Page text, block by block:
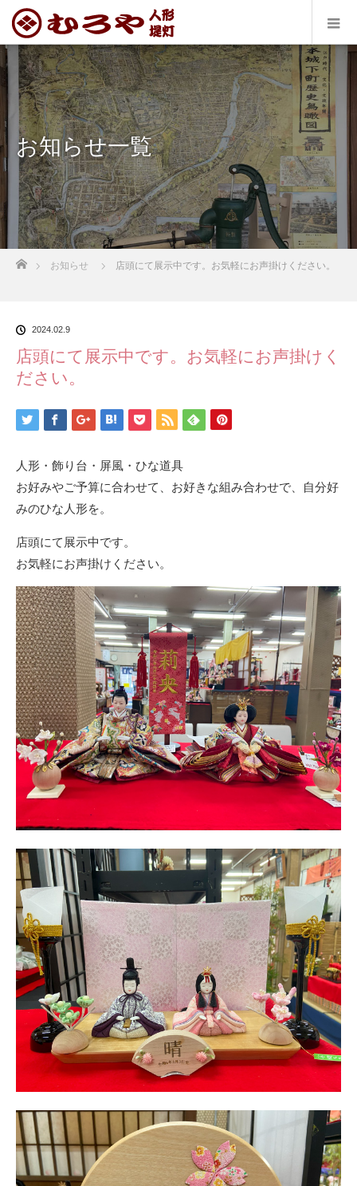
お知らせ一覧
ホーム
お知らせ 店頭にて展示中です。お気軽にお声掛けください。
2024.02.9
店頭にて展示中です。お気軽にお声掛けく
ださい。
人形・飾り台・屏風・ひな道具
お好みやご予算に合わせて、お好きな組み合わせで、自分好
みのひな人形を。
店頭にて展示中です。
お気軽にお声掛けください。